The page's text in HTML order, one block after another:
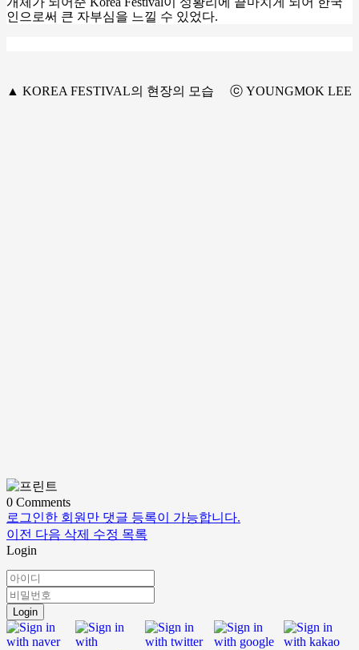
인으로써 큰 자부심을 느낄 수 있었다.
▲ KOREA FESTIVAL의 현장의 모습 ⓒ YOUNGMOK LEE
0 Comments
로그인한 회원만 댓글 등록이 가능합니다.
이전 다음 삭제 수정 목록
Login
Login